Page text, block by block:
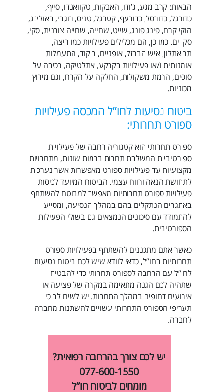
הבאות: קרב מגע, ג’ודו, האבקות, טקוואנדו, סייף,
כדורגל, כדורסל, כדורעף, קטרגל, טניס, רוגבי, באולינג,
הוקי קרח, פינג פונג, שייט, שחייה, שחייה צורנית, סקי,
סקי ים. כמו כן, הם מכלילים פעילויות כמו ריצה,
תריאתלון, איש הברזל, אופניים, ריקוד, התעמלות
אומנותית ו/או פעילויות בקרקע, אתלטיקה, רכיבה על
סוסים, הרמת משקולות, החלקה על הקרח, וגם מירוץ
מכוניות.
ביטוח נסיעות לחו”ל המכסה פעילויות
ספורט תחרותי:
ספורט תחרותי הוא קטגוריה רחבה של פעילויות
ספורטיביות המשלבת תחרות ברמות שונות, מתחרויות
מקצועיות עד פעילויות ספורט מאפשרות אשר נערכות
לתחושת הנאה ורווח עצמי. הביטוח המיועד לכיסות
פעילויות ספורט תחרותיות מאפשר למבוטח להשתתף
באתגרים הנתקלים בהם במהלך הנסיעה, ומסייע
להתמודד עם סיכונים הנמצאים גם בשולי הפעילות
הספורטיבית.
כאשר אתם מתכננים להשתתף בפעילויות ספורט
תחרותיות בחו”ל, כדאי לוודא שיש לכם ביטוח נסיעות
לחו”ל עם הרחבה לספורט תחרותי כדי להבטיח
שתהיה לכם הגנה מתאימה במקרה של פציעה או
אירועים דחופים במהלך התחרות. יש לשים לב כי
תעריפי הספורט התחרותי עשויים להשתנות מחברה
לחברה.
יש לכם צורך בהרחבה רפואית?
077-600-1550
מומחים לביטוח חו”ל